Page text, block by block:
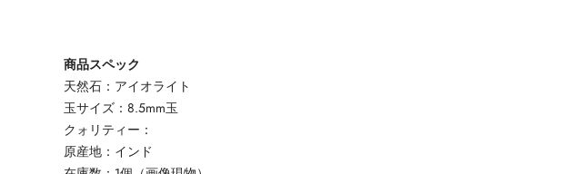
商品スペック
天然石：アイオライト
玉サイズ：8.5mm玉
クォリティー：
原産地：インド